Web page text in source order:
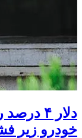
خودرو زیر